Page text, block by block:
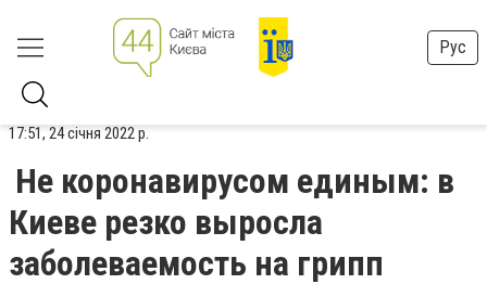
Рус
17:51, 24 січня 2022 р.
Не коронавирусом единым: в
Киеве резко выросла
заболеваемость на грипп